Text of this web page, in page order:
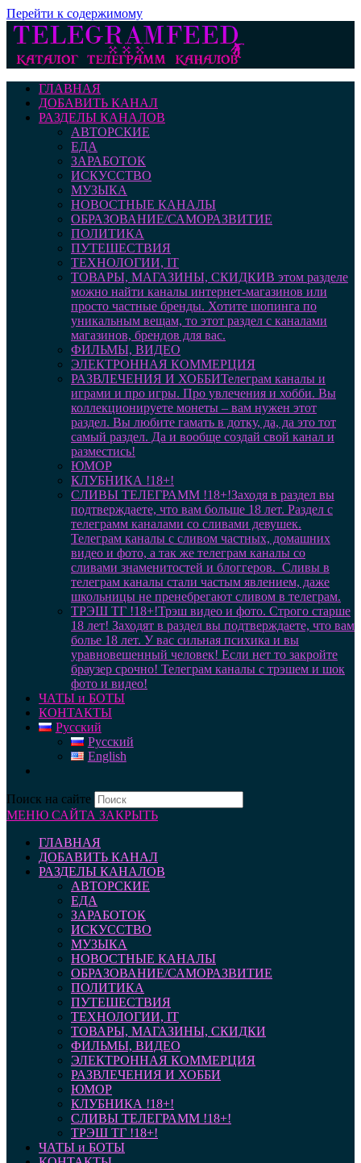
Перейти к содержимому
ГЛАВНАЯ
ДОБАВИТЬ КАНАЛ
РАЗДЕЛЫ КАНАЛОВ
АВТОРСКИЕ
ЕДА
ЗАРАБОТОК
ИСКУССТВО
МУЗЫКА
НОВОСТНЫЕ КАНАЛЫ
ОБРАЗОВАНИЕ/САМОРАЗВИТИЕ
ПОЛИТИКА
ПУТЕШЕСТВИЯ
ТЕХНОЛОГИИ, IT
ТОВАРЫ, МАГАЗИНЫ, СКИДКИВ этом разделе
можно найти каналы интернет-магазинов или
просто частные бренды. Хотите шопинга по
уникальным вещам, то этот раздел с каналами
магазинов, брендов для вас.
ФИЛЬМЫ, ВИДЕО
ЭЛЕКТРОННАЯ КОММЕРЦИЯ
РАЗВЛЕЧЕНИЯ И ХОББИТелеграм каналы и
играми и про игры. Про увлечения и хобби. Вы
коллекционируете монеты – вам нужен этот
раздел. Вы любите гамать в дотку, да, да это тот
самый раздел. Да и вообще создай свой канал и
разместись!
ЮМОР
КЛУБНИКА !18+!
СЛИВЫ ТЕЛЕГРАММ !18+!Заходя в раздел вы
подтверждаете, что вам больше 18 лет. Раздел с
телеграмм каналами со сливами девушек.
Телеграм каналы с сливом частных, домашних
видео и фото, а так же телеграм каналы со
сливами знаменитостей и блоггеров. Сливы в
телеграм каналы стали частым явлением, даже
школьницы не пренебрегают сливом в телеграм.
ТРЭШ ТГ !18+!Трэш видео и фото. Строго старше
18 лет! Заходят в раздел вы подтверждаете, что вам
болье 18 лет. У вас сильная психика и вы
уравновешенный человек! Если нет то закройте
браузер срочно! Телеграм каналы с трэшем и шок
фото и видео!
ЧАТЫ и БОТЫ
КОНТАКТЫ
Русский
Русский
English
Поиск на сайте
МЕНЮ САЙТА ЗАКРЫТЬ
ГЛАВНАЯ
ДОБАВИТЬ КАНАЛ
РАЗДЕЛЫ КАНАЛОВ
АВТОРСКИЕ
ЕДА
ЗАРАБОТОК
ИСКУССТВО
МУЗЫКА
НОВОСТНЫЕ КАНАЛЫ
ОБРАЗОВАНИЕ/САМОРАЗВИТИЕ
ПОЛИТИКА
ПУТЕШЕСТВИЯ
ТЕХНОЛОГИИ, IT
ТОВАРЫ, МАГАЗИНЫ, СКИДКИ
ФИЛЬМЫ, ВИДЕО
ЭЛЕКТРОННАЯ КОММЕРЦИЯ
РАЗВЛЕЧЕНИЯ И ХОББИ
ЮМОР
КЛУБНИКА !18+!
СЛИВЫ ТЕЛЕГРАММ !18+!
ТРЭШ ТГ !18+!
ЧАТЫ и БОТЫ